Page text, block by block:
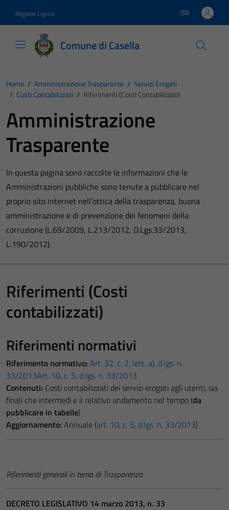
Regione Liguria Lingua attiva:
ITA
Comune di Casella
Home / Amministrazione Trasparente / Servizi Erogati
/ Costi Contabilizzati / Riferimenti (Costi Contabilizzati)
Amministrazione
Trasparente
In questa pagina sono raccolte le informazioni che le
Amministrazioni pubbliche sono tenute a pubblicare nel
proprio sito internet nell’ottica della trasparenza, buona
amministrazione e di prevenzione dei fenomeni della
corruzione (L.69/2009, L.213/2012, D.Lgs.33/2013,
L.190/2012).
Riferimenti (Costi
contabilizzati)
Riferimenti normativi
Riferimento normativo: Art. 32, c. 2, lett. a), d.lgs. n.
33/2013Art. 10, c. 5, d.lgs. n. 33/2013
Contenuti: Costi contabilizzati dei servizi erogati agli utenti, sia
finali che intermedi e il relativo andamento nel tempo (da
pubblicare in tabelle)
Aggiornamento: Annuale (art. 10, c. 5, d.lgs. n. 33/2013)
Riferimenti generali in tema di Trasparenza
DECRETO LEGISLATIVO 14 marzo 2013, n. 33